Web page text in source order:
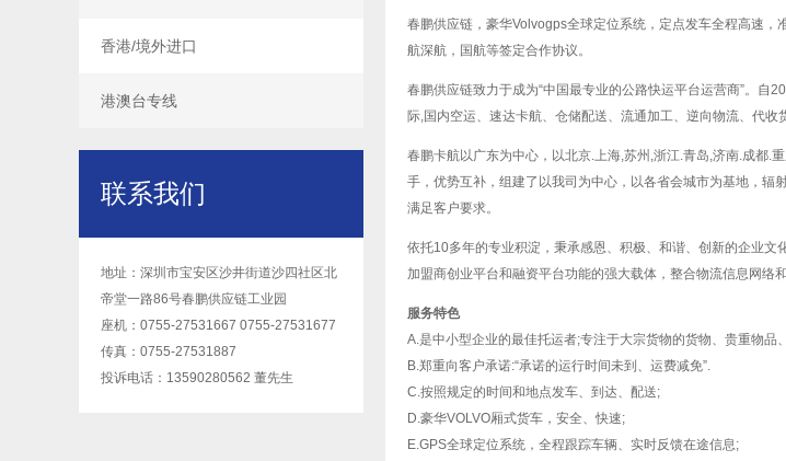
香港/境外进口
港澳台专线
联系我们
地址：深圳市宝安区沙井街道沙四社区北
帝堂一路86号春鹏供应链工业园
座机：0755-27531667 0755-27531677
传真：0755-27531887
投诉电话：13590280562 董先生
春鹏供应链，豪华Volvogps全球定位系统，定点发车全程高速
航深航，国航等签定合作协议。
春鹏供应链致力于成为“中国最专业的公路快运平台运营商”。自
际,国内空运、速达卡航、仓储配送、流通加工、逆向物流、代收
春鹏卡航以广东为中心，以北京.上海,苏州,浙江.青岛,济南.成都.
手，优势互补，组建了以我司为中心，以各省会城市为基地，
满足客户要求。
依托10多年的专业积淀，秉承感恩、积极、和谐、创新的企业
加盟商创业平台和融资平台功能的强大载体，整合物流信息网络
服务特色
A.是中小型企业的最佳托运者;专注于大宗货物的货物、贵重物
B.郑重向客户承诺:“承诺的运行时间未到、运费减免”.
C.按照规定的时间和地点发车、到达、配送;
D.豪华VOLVO厢式货车，安全、快速;
E.GPS全球定位系统，全程跟踪车辆、实时反馈在途信息;